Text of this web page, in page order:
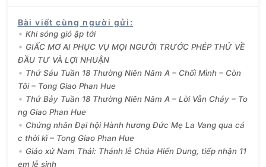
Bài viết cùng người gửi :
Khi sóng gió ập tới
GIẤC MƠ AI PHỤC VỤ MỌI NGƯỜI TRƯỚC PHÉP THỬ VỀ
ĐẦU TƯ VÀ LỢI NHUẬN
Thứ Sáu Tuần 18 Thường Niên Năm A – Chối Mình – Còn
Tôi – Tong Giao Phan Hue
Thứ Bảy Tuần 18 Thường Niên Năm A – Lời Vẫn Cháy – To
ng Giao Phan Hue
Chứng nhân Đại hội Hành hương Đức Mẹ La Vang qua cá
c thời kì – Tong Giao Phan Hue
Giáo xứ Nam Thái: Thánh lễ Chúa Hiển Dung, tiếp nhận 11
em lễ sinh